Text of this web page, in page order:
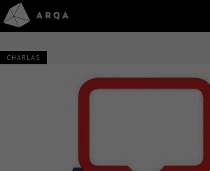
CHARLAS